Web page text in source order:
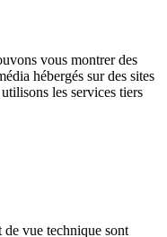
vous montrer des
hébergés sur des sites
les services tiers
de vue technique sont